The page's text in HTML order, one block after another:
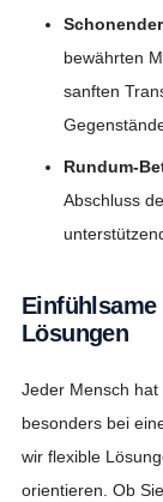
bewährten
sanften
Rundum-
Abschluss
Lösungen
Jeder Mensch hat
besonders bei
wir flexible
orientieren. Ob